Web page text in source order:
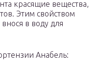
красящие вещества,
Этим свойством
в воду для
Анабель: